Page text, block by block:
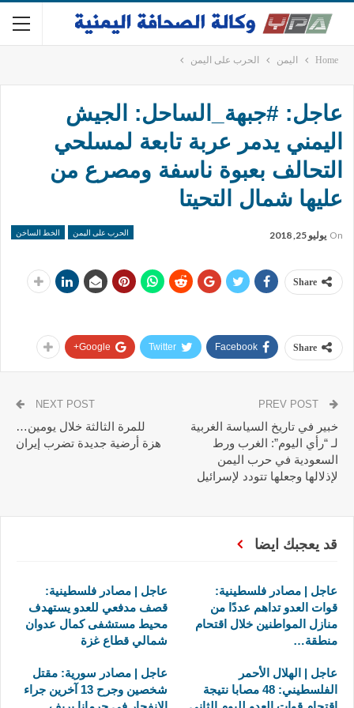
Home اليمن الحرب على اليمن
عاجل: #جبهة_الساحل: الجيش
اليمني يدمر عربة تابعة لمسلحي
التحالف بعبوة ناسفة ومصرع من
عليها شمال التحيتا
الحرب على اليمن الخط الساخن On يوليو 25, 2018
Share
Share
Facebook
Twitter
Google+
خبير في تاريخ السياسة الغربية
لـ “رأي اليوم”: الغرب ورط
السعودية في حرب اليمن
لإذلالها وجعلها تتودد لإسرائيل
NEXT POST
للمرة الثالثة خلال يومين…
هزة أرضية جديدة تضرب إيران
قد يعجبك ايضا
عاجل | مصادر فلسطينية:
قوات العدو تداهم عددًا من
منازل المواطنين خلال اقتحام
منطقة…
عاجل | مصادر فلسطينية:
قصف مدفعي للعدو يستهدف
محيط مستشفى كمال عدوان
شمالي قطاع غزة
عاجل | الهلال الأحمر
الفلسطيني: 48 مصابا نتيجة
عاجل | مصادر سورية: مقتل
شخصين وجرح 13 آخرين جراء